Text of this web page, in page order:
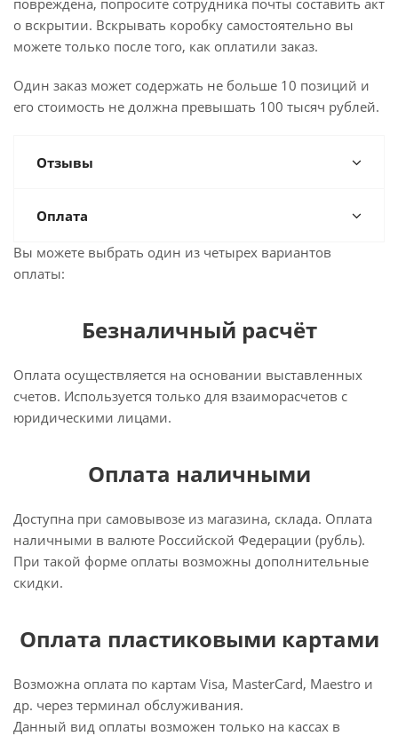
повреждена, попросите сотрудника почты составить акт
о вскрытии. Вскрывать коробку самостоятельно вы
можете только после того, как оплатили заказ.
Один заказ может содержать не больше 10 позиций и
его стоимость не должна превышать 100 тысяч рублей.
Отзывы
Оплата
Вы можете выбрать один из четырех вариантов
оплаты:
Безналичный расчёт
Оплата осуществляется на основании выставленных
счетов. Используется только для взаиморасчетов с
юридическими лицами.
Оплата наличными
Доступна при самовывозе из магазина, склада. Оплата
наличными в валюте Российской Федерации (рубль).
При такой форме оплаты возможны дополнительные
скидки.
Оплата пластиковыми картами
Возможна оплата по картам Visa, MasterCard, Maestro и
др. через терминал обслуживания.
Данный вид оплаты возможен только на кассах в